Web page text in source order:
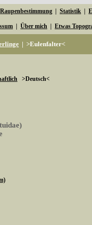
Raupenbestimmung Statistik
Über mich Etwas
| >Eulenfalter<
>Deutsch<